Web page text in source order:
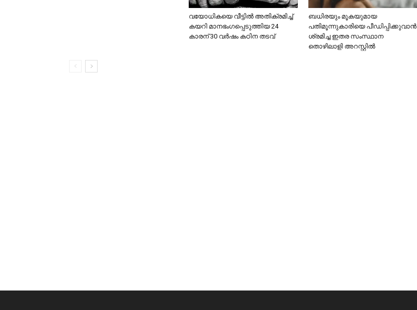
വയോധികയെ വീട്ടിൽ അതിക്രമിച്ച്
കയറി മാനഭംഗപ്പെടുത്തിയ 24
കാരന് 30 വർഷം കഠിന തടവ്
ബധിരയും മൂകയുമായ
പതിമൂന്നുകാരിയെ പീഡിപ്പിക്കുവാൻ
ശ്രമിച്ച ഇതര സംസ്ഥാന
തൊഴിലാളി അറസ്റ്റിൽ